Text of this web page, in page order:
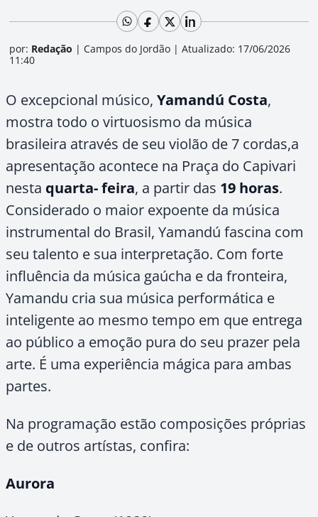
por: Redação | Campos do Jordão | Atualizado: 17/06/2026
11:40
O excepcional músico, Yamandú Costa,
mostra todo o virtuosismo da música
brasileira através de seu violão de 7 cordas,a
apresentação acontece na Praça do Capivari
nesta quarta- feira, a partir das 19 horas.
Considerado o maior expoente da música
instrumental do Brasil, Yamandú fascina com
seu talento e sua interpretação. Com forte
influência da música gaúcha e da fronteira,
Yamandu cria sua música performática e
inteligente ao mesmo tempo em que entrega
ao público a emoção pura do seu prazer pela
arte. É uma experiência mágica para ambas
partes.
Na programação estão composições próprias
e de outros artístas, confira:
Aurora